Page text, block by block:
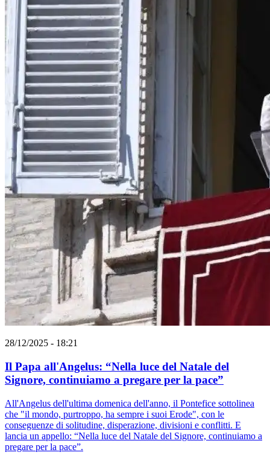
28/12/2025 - 18:21
Il Papa all'Angelus: “Nella luce del Natale del
Signore, continuiamo a pregare per la pace”
All'Angelus dell'ultima domenica dell'anno, il Pontefice sottolinea
che "il mondo, purtroppo, ha sempre i suoi Erode", con le
conseguenze di solitudine, disperazione, divisioni e conflitti. E
lancia un appello: “Nella luce del Natale del Signore, continuiamo a
pregare per la pace”.